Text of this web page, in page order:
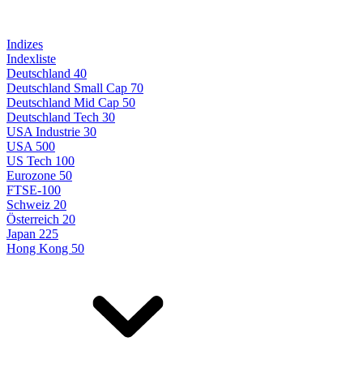
Indizes
Indexliste
Deutschland 40
Deutschland Small Cap 70
Deutschland Mid Cap 50
Deutschland Tech 30
USA Industrie 30
USA 500
US Tech 100
Eurozone 50
FTSE-100
Schweiz 20
Österreich 20
Japan 225
Hong Kong 50